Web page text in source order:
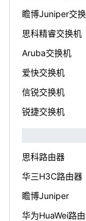
瞻博Juniper交
思科精睿交换机
Aruba交换机
爱快交换机
信锐交换机
锐捷交换机
思科路由器
华三H3C路由器
瞻博Juniper
华为HuaWei路